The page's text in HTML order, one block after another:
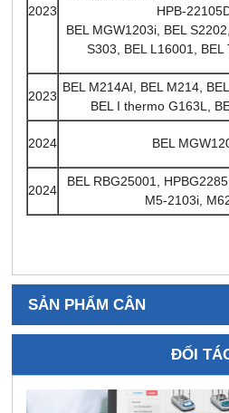
2023
HPB-
BEL MGW1203i, BEL
S303, BEL L16001, BEL
2023
BEL M214AI, BEL M214,
BEL I thermo G163L,
2024 BEL
2024
BEL RBG25001,
M5-2103i,
SẢN PHẨM CÂN
ĐỐI